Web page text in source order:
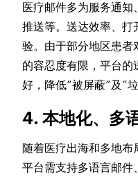
医疗邮件多为服务通知
推送等。送达效率、
验。由于部分地区患
的容忍度有限，平台
好，降低“被屏蔽”及“
4. 本地化、多
随着医疗出海和多地
平台需支持多语言邮件